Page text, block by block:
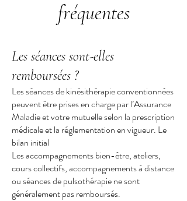
fréquentes
Les séances sont-elles
remboursées ?
Les séances de kinésithérapie conventionnées
peuvent être prises en charge par l’Assurance
Maladie et votre mutuelle selon la prescription
médicale et la réglementation en vigueur. Le
bilan initial
Les accompagnements bien-être, ateliers,
cours collectifs, accompagnements à distance
ou séances de pulsothérapie ne sont
généralement pas remboursés.